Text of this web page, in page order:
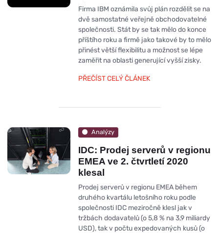
Firma IBM oznámila svůj plán rozdělit se na
dvě samostatné veřejně obchodovatelné
společnosti. Stát by se tak mělo do konce
příštího roku a firmě jako takové by to mělo
přinést větší flexibilitu a možnost se lépe
zaměřit na oblasti generující vyšší zisky.
PŘEČÍST CELÝ ČLÁNEK
Analýzy
IDC: Prodej serverů v regionu
EMEA ve 2. čtvrtletí 2020
klesal
Prodej serverů v regionu EMEA během
druhého kvartálu letošního roku podle
společnosti IDC meziročně klesl jak v
tržbách dodavatelů (o 5,8 % na 3,9 miliardy
USD), tak v počtu expedovaných kusů (o